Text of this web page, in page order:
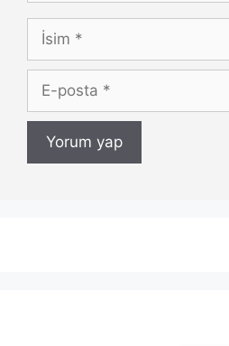
İsim
posta